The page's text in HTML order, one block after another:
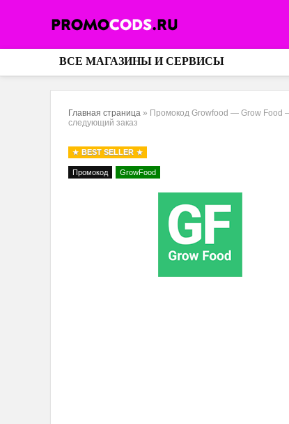
ВСЕ МАГАЗИНЫ И СЕРВИСЫ
Главная страница » Промокод Growfood — Grow Food
следующий заказ
BEST SELLER
Промокод GrowFood